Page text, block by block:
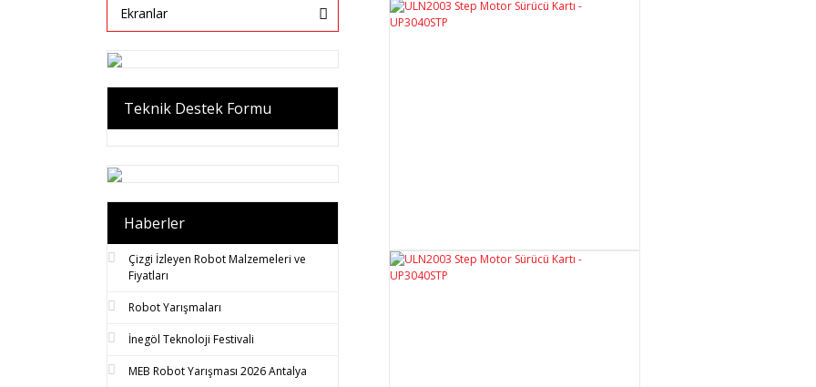
Ekranlar
Teknik Destek Formu
Haberler
Çizgi İzleyen Robot Malzemeleri ve
Fiyatları
Robot Yarışmaları
İnegöl Teknoloji Festivali
MEB Robot Yarışması 2026 Antalya